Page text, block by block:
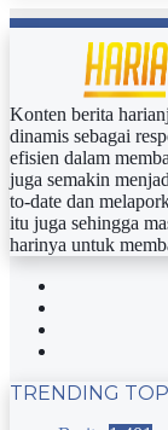
Konten berita
dinamis sebagai
efisien dalam
juga semakin
to-date dan
itu juga sehingga
harinya untuk
TRENDING